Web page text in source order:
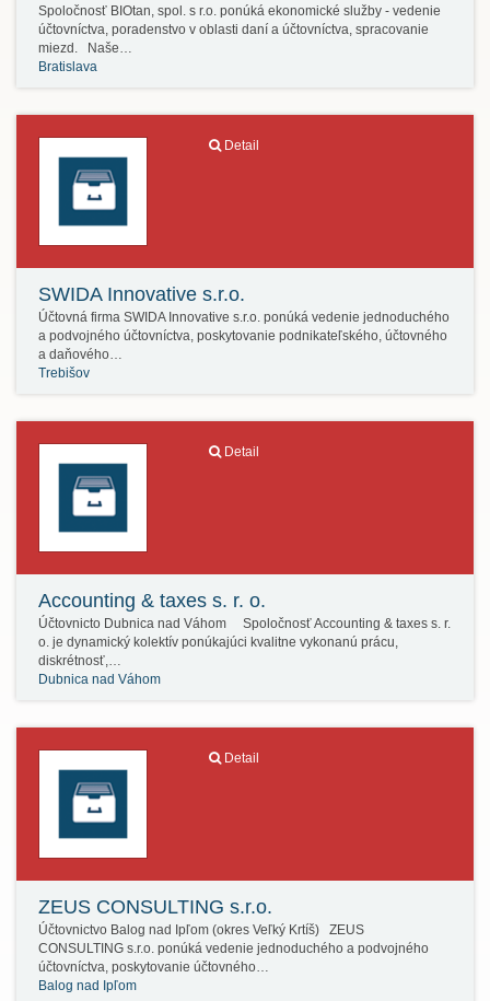
Spoločnosť BIOtan, spol. s r.o. ponúká ekonomické služby - vedenie
účtovníctva, poradenstvo v oblasti daní a účtovníctva, spracovanie
miezd. Naše…
Bratislava
Detail
SWIDA Innovative s.r.o.
Účtovná firma SWIDA Innovative s.r.o. ponúká vedenie jednoduchého
a podvojného účtovníctva, poskytovanie podnikateľského, účtovného
a daňového…
Trebišov
Detail
Accounting & taxes s. r. o.
Účtovnicto Dubnica nad Váhom Spoločnosť Accounting & taxes s. r.
o. je dynamický kolektív ponúkajúci kvalitne vykonanú prácu,
diskrétnosť,…
Dubnica nad Váhom
Detail
ZEUS CONSULTING s.r.o.
Účtovnictvo Balog nad Ipľom (okres Veľký Krtíš) ZEUS
CONSULTING s.r.o. ponúká vedenie jednoduchého a podvojného
účtovníctva, poskytovanie účtovného…
Balog nad Ipľom